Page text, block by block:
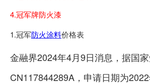
4.冠军牌防火漆
1.冠军防火涂料价格表
金融界2024年4月9日消息，据国
CN117844289A，申请日期为2022